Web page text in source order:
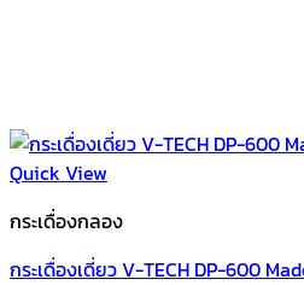
Quick View
กระเดื่องกลอง
กระเดื่องเดี่ยว V-TECH DP-600